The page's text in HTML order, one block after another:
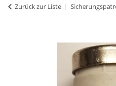
Zurück zur Liste